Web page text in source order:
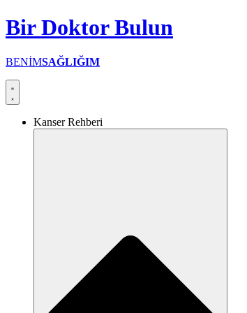
İçeriğe
atla
BirDoktorBulun
BENİMSAĞLIĞIM
Kanser Rehberi